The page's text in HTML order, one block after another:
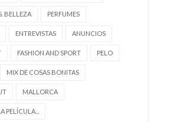
BELLEZA PERFUMES
ENTREVISTAS ANUNCIOS
FASHION AND SPORT PELO
MIX DE COSAS BONITAS
MALLORCA
PELÍCULA...